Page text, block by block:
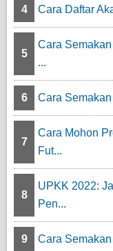
4 Cara Daftar
5
Cara
...
6 Cara
7
Cara Mohon
Fut...
8
UPKK 2022:
Pen...
9 Cara